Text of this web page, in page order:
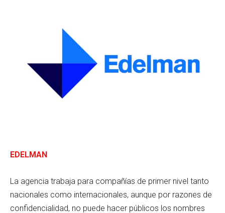
EDELMAN
La agencia trabaja para compañías de primer nivel tanto
nacionales como internacionales, aunque por razones de
confidencialidad, no puede hacer públicos los nombres